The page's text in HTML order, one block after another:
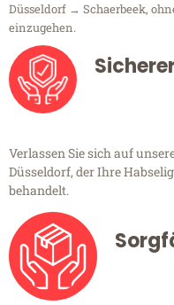
Düsseldorf → Schaerbeek,
einzugehen.
Verlassen Sie sich auf
Düsseldorf, der Ihre
behandelt.